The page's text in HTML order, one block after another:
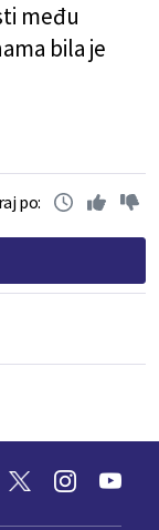
među
bila je
po: